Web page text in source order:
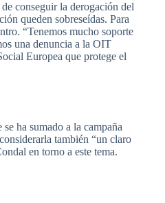
conseguirla derogación del
queden sobreseídas. Para
. “Tenemos mucho soporte
una denuncia a la OIT
Europea que protege el
se ha sumado a la campaña
considerarla también “un claro
en torno a este tema.